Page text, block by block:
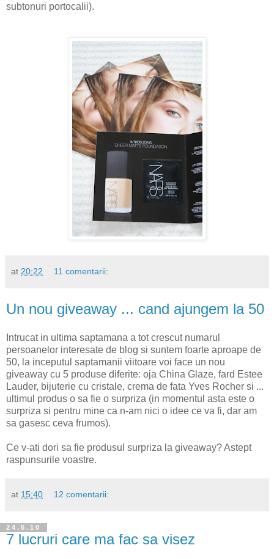
subtonuri portocalii).
at 20:22 11 comentarii:
Un nou giveaway ... cand ajungem la 50
Intrucat in ultima saptamana a tot crescut numarul
persoanelor interesate de blog si suntem foarte aproape de
50, la inceputul saptamanii viitoare voi face un nou
giveaway cu 5 produse diferite: oja China Glaze, fard Estee
Lauder, bijuterie cu cristale, crema de fata Yves Rocher si ...
ultimul produs o sa fie o surpriza (in momentul asta este o
surpriza si pentru mine ca n-am nici o idee ce va fi, dar am
sa gasesc ceva frumos).
Ce v-ati dori sa fie produsul surpriza la giveaway? Astept
raspunsurile voastre.
at 15:40 12 comentarii:
24.6.10
7 lucruri care ma fac sa visez